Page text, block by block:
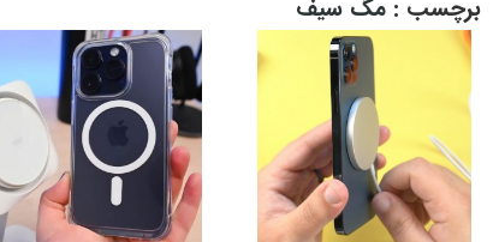
برچسب : مگ سیف